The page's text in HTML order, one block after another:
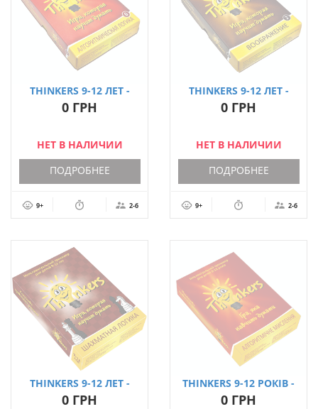
THINKERS 9-12 ЛЕТ -
АЛГОРИТМЫ (РУС.)
0 ГРН
НЕТ В НАЛИЧИИ
ПОДРОБНЕЕ
9+ 2-6
THINKERS 9-12 ЛЕТ -
ВООБРАЖЕНИЕ (РУС.)
0 ГРН
НЕТ В НАЛИЧИИ
ПОДРОБНЕЕ
9+ 2-6
THINKERS 9-12 ЛЕТ -
ШАХМАТНАЯ ЛОГИКА
0 ГРН
THINKERS 9-12 РОКІВ -
АЛГОРИТМИ (УКР.)
0 ГРН